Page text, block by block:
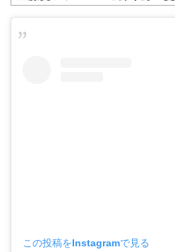
この投稿をInstagramで見る